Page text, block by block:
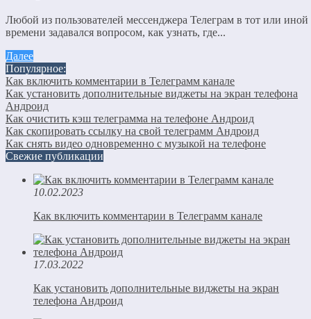
Любой из пользователей мессенджера Телеграм в тот или
времени задавался вопросом, как узнать, где...
Далее
Популярное:
Как включить комментарии в Телеграмм канале
Как установить дополнительные виджеты на экран телефона
Андроид
Как очистить кэш телеграмма на телефоне Андроид
Как скопировать ссылку на свой телеграмм Андроид
Как снять видео одновременно с музыкой на телефоне
Свежие публикации
10.02.2023
Как включить комментарии в Телеграмм канале
17.03.2022
Как установить дополнительные виджеты на экран
телефона Андроид